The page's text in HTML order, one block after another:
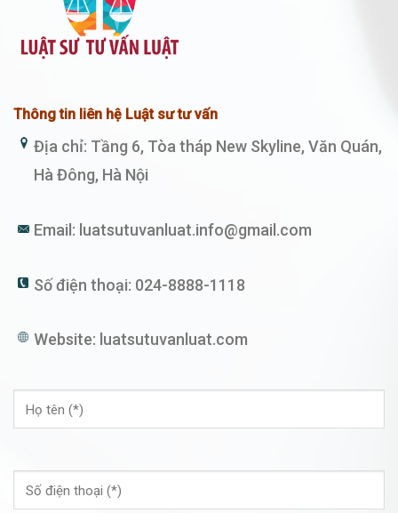
Thông tin liên hệ Luật sư tư vấn
Địa chỉ: Tầng 6, Tòa tháp New Skyline, Văn Quán,
Hà Đông, Hà Nội
Email: luatsutuvanluat.info@gmail.com
Số điện thoại: 024-8888-1118
Website: luatsutuvanluat.com